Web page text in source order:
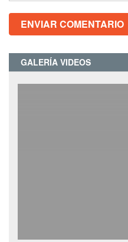
GALERÍA VIDEOS